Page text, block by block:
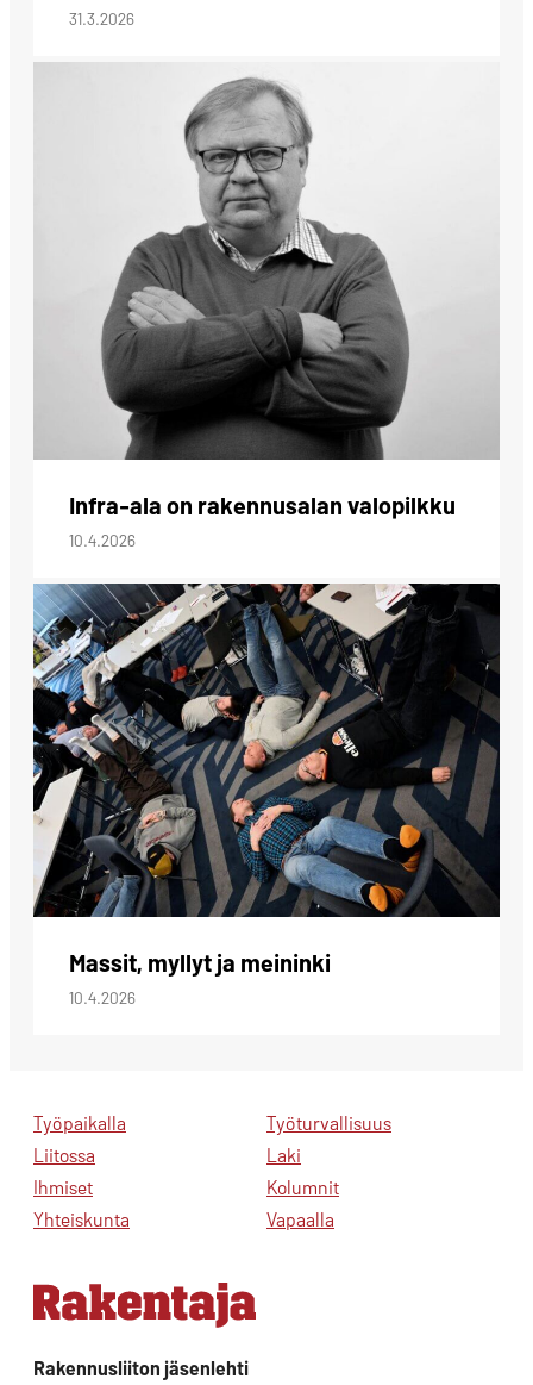
31.3.2026
Infra-ala on rakennusalan valopilkku
10.4.2026
Massit, myllyt ja meininki
10.4.2026
Työpaikalla
Liitossa
Ihmiset
Yhteiskunta
Työturvallisuus
Laki
Kolumnit
Vapaalla
Rakennusliiton jäsenlehti